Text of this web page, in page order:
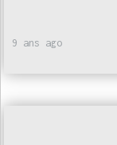
9 ans ago